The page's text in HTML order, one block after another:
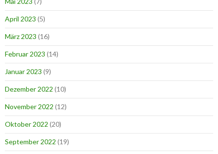
April 2023 (5)
März 2023 (16)
Februar 2023 (14)
Januar 2023 (9)
Dezember 2022 (10)
November 2022 (12)
Oktober 2022 (20)
September 2022 (19)